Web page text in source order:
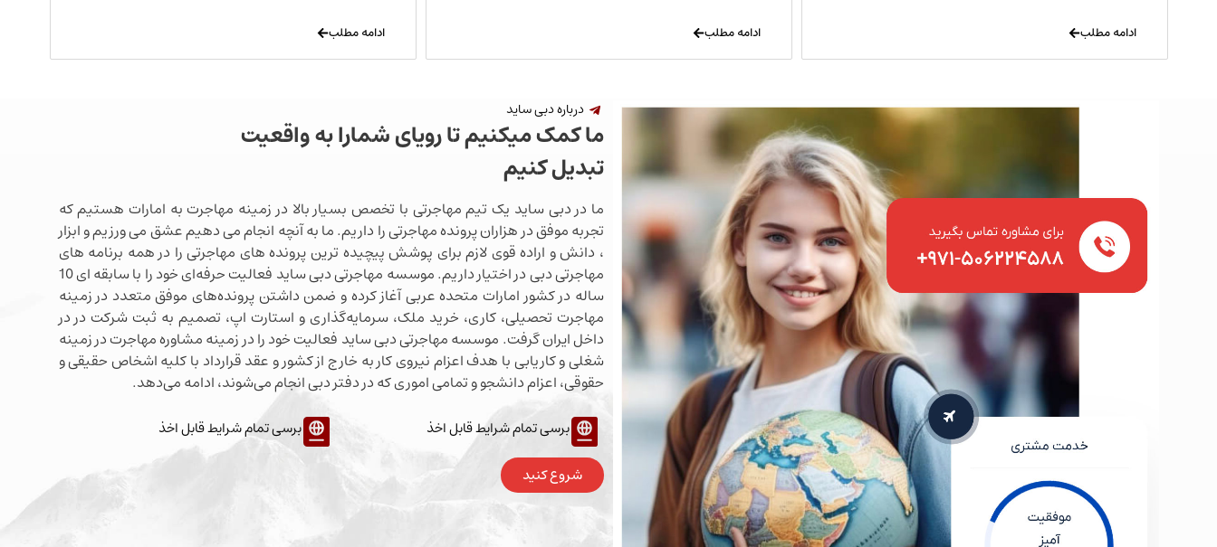
ادامه مطلب ادامه مطلب ادامه مطلب
درباره دبی ساید
ما کمک میکنیم تا رویای شمارا به واقعیت
تبدیل کنیم
ما در دبی ساید یک تیم مهاجرتی با تخصص بسیار بالا در زمینه مهاجرت به امارات هستیم که
تجربه موفق در هزاران پرونده مهاجرتی را داریم. ما به آنچه انجام می دهیم عشق می ورزیم و ابزار
، دانش و اراده قوی لازم برای پوشش پیچیده ترین پرونده های مهاجرتی را در همه برنامه های
مهاجرتی دبی در اختیار داریم. موسسه مهاجرتی دبی ساید فعالیت حرفه‌ای خود را با سابقه ای 10
ساله در کشور امارات متحده عربی آغاز کرده و ضمن داشتن پرونده‌های موفق متعدد در زمینه
مهاجرت تحصیلی، کاری، خرید ملک، سرمایه‌گذاری و استارت اپ، تصمیم به ثبت شرکت در در
داخل ایران گرفت. موسسه مهاجرتی دبی ساید فعالیت خود را در زمینه مشاوره مهاجرت در زمینه
شغلی و کاریابی با هدف اعزام نیروی کار به خارج از کشور و عقد قرارداد با کلیه اشخاص حقیقی و
حقوقی، اعزام دانشجو و تمامی اموری که در دفتر دبی انجام می‌شوند، ادامه می‌دهد.
برسی تمام شرایط قابل اخذ
برسی تمام شرایط قابل اخذ
شروع کنید